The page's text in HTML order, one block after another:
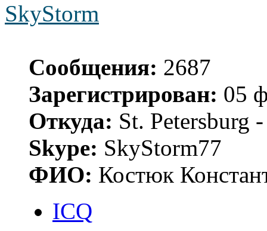
SkyStorm
Сообщения: 2687
Зарегистрирован: 05
Откуда: St. Petersburg
Skype: SkyStorm77
ФИО: Костюк
ICQ